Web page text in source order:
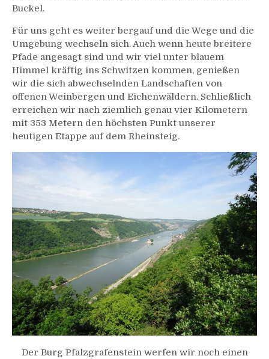
Buckel.
Für uns geht es weiter bergauf und die Wege und die
Umgebung wechseln sich. Auch wenn heute breitere
Pfade angesagt sind und wir viel unter blauem
Himmel kräftig ins Schwitzen kommen, genießen
wir die sich abwechselnden Landschaften von
offenen Weinbergen und Eichenwäldern. Schließlich
erreichen wir nach ziemlich genau vier Kilometern
mit 353 Metern den höchsten Punkt unserer
heutigen Etappe auf dem Rheinsteig.
Der Burg Pfalzgrafenstein werfen wir noch einen